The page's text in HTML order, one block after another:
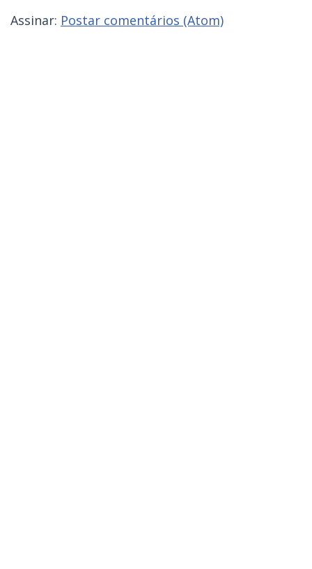
Assinar: Postar comentários (Atom)